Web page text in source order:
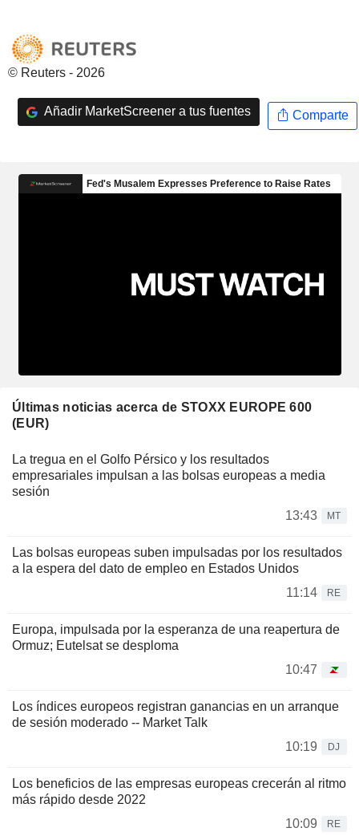
© Reuters - 2026
Añadir MarketScreener a tus fuentes Comparte
Últimas noticias acerca de STOXX EUROPE 600
(EUR)
La tregua en el Golfo Pérsico y los resultados
empresariales impulsan a las bolsas europeas a media
sesión
13:43
MT
Las bolsas europeas suben impulsadas por los resultados
a la espera del dato de empleo en Estados Unidos
11:14
RE
Europa, impulsada por la esperanza de una reapertura de
Ormuz; Eutelsat se desploma
10:47
Los índices europeos registran ganancias en un arranque
de sesión moderado -- Market Talk
10:19
DJ
Los beneficios de las empresas europeas crecerán al ritmo
más rápido desde 2022
10:09
RE